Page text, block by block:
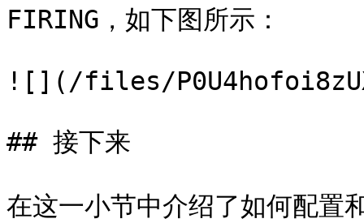
FIRING，如下图所示：
![](/files/
## 接下来
在这一小节中介绍了如何配